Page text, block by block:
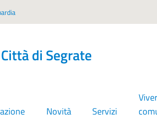
Città di Segrate
Novità Servizi